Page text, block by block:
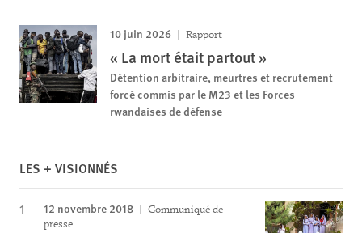
10 juin 2026 Rapport
« La mort était partout »
Détention arbitraire, meurtres et recrutement
forcé commis par le M23 et les Forces
rwandaises de défense
LES + VISIONNÉS
12 novembre 2018
Communiqué de
presse